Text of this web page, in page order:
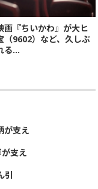
画『ちいかわ』が大ヒ
（9602）など、久しぶ
る...
が支え
支え
引